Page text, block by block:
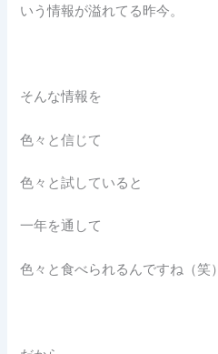
いう情報が溢れてる昨今。
そんな情報を
色々と信じて
色々と試していると
一年を通して
色々と食べられるんですね（笑）